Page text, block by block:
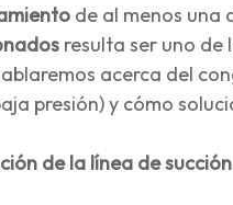
de al menos una
resulta ser uno de
acerca del
presión) y cómo
de la línea de succión